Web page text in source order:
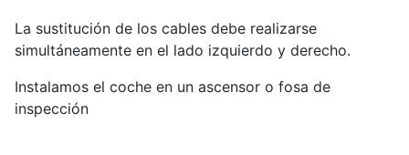
La sustitución de los cables debe realizarse
simultáneamente en el lado izquierdo y derecho.
Instalamos el coche en un ascensor o fosa de
inspección